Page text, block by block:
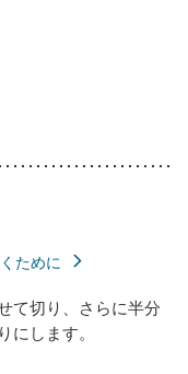
ために
て切り、さらに半分
します。